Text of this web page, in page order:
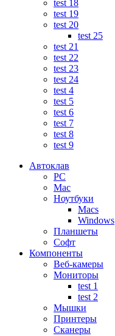
test 18
test 19
test 20
test 25
test 21
test 22
test 23
test 24
test 4
test 5
test 6
test 7
test 8
test 9
Автоклав
PC
Mac
Ноутбуки
Macs
Windows
Планшеты
Софт
Компоненты
Веб-камеры
Мониторы
test 1
test 2
Мышки
Принтеры
Сканеры